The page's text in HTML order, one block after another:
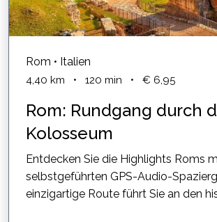
Rom • Italien
4,40 km • 120 min • € 6,95
Rom: Rundgang durch
Kolosseum
Entdecken Sie die Highlights Roms
selbstgeführten GPS-Audio-
einzigartige Route führt Sie an den